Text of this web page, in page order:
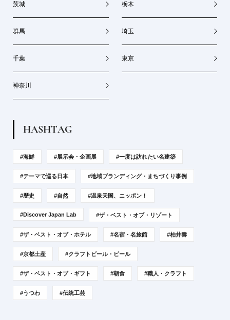
茨城 栃木
群馬 埼玉
千葉 東京
神奈川
HASHTAG
#海鮮 #展示会・企画展 #一度は訪れたい名建築
#テーマで巡る日本 #地域ブランディング・まちづくり事例
#歴史 #自然 #温泉天国、ニッポン！
#Discover Japan Lab #ザ・ベスト・オブ・リゾート
#ザ・ベスト・オブ・ホテル #名宿・名旅館 #柏井壽
#京都土産 #クラフトビール・ビール
#ザ・ベスト・オブ・ギフト #朝食 #職人・クラフト
#うつわ #伝統工芸